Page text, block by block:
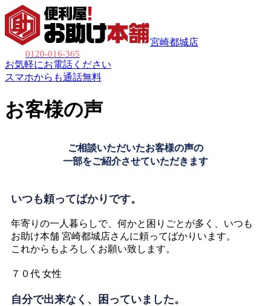
宮崎都城店
0120-016-365
お気軽にお電話ください
スマホからも通話無料
お客様の声
ご相談いただいたお客様の声の
一部をご紹介させていただきます
いつも頼ってばかりです。
年寄りの一人暮らしで、何かと困りごとが多く、いつも
お助け本舗 宮崎都城店さんに頼ってばかりいます。
これからもよろしくお願い致します。
７０代 女性
自分で出来なく、困っていました。